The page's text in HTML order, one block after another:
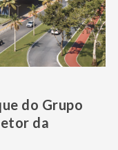
do Grupo
da